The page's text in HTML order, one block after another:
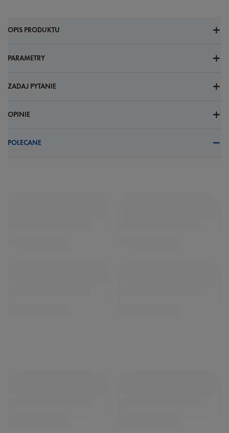
OPIS PRODUKTU
PARAMETRY
ZADAJ PYTANIE
OPINIE
POLECANE